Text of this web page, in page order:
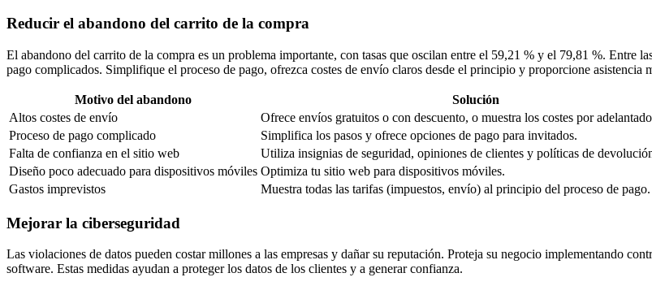
Reducir el abandono del carrito de la compra
El abandono del carrito de la compra es un problema importante, con tasas que oscilan entre el 59,21 % y el 79,81 %. Entre
pago complicados. Simplifique el proceso de pago, ofrezca costes de envío claros desde el principio y proporcione asistencia
Motivo del abandono
Solución
Altos costes de envío
Ofrece envíos gratuitos o con descuento, o muestra los costes por
Proceso de pago complicado
Simplifica los pasos y ofrece opciones de pago para invitados.
Falta de confianza en el sitio web
Utiliza insignias de seguridad, opiniones de clientes y políticas de
Diseño poco adecuado para dispositivos móviles Optimiza tu sitio web para dispositivos móviles.
Gastos imprevistos
Muestra todas las tarifas (impuestos, envío) al principio del proceso de pago.
Mejorar la ciberseguridad
Las violaciones de datos pueden costar millones a las empresas y dañar su reputación. Proteja su negocio implementando
software. Estas medidas ayudan a proteger los datos de los clientes y a generar confianza.